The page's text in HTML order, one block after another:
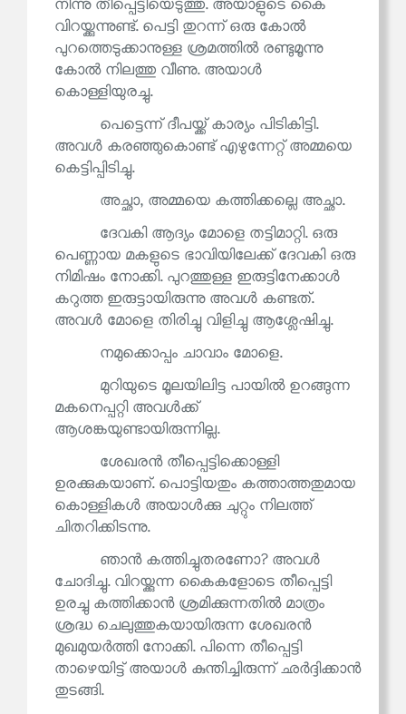
നിന്നു തീപ്പെട്ടിയെടുത്തു. അയാളുടെ കൈ
വിറയ്ക്കുന്നുണ്ട്. പെട്ടി തുറന്ന് ഒരു കോൽ
പുറത്തെടുക്കാനുള്ള ശ്രമത്തിൽ രണ്ടുമൂന്നു
കോൽ നിലത്തു വീണു. അയാൾ
കൊള്ളിയുരച്ചു.
പെട്ടെന്ന് ദീപയ്ക്ക് കാര്യം പിടികിട്ടി.
അവൾ കരഞ്ഞുകൊണ്ട് എഴുന്നേറ്റ് അമ്മയെ
കെട്ടിപ്പിടിച്ചു.
അച്ഛാ, അമ്മയെ കത്തിക്കല്ലെ അച്ഛാ.
ദേവകി ആദ്യം മോളെ തട്ടിമാറ്റി. ഒരു
പെണ്ണായ മകളുടെ ഭാവിയിലേക്ക് ദേവകി ഒരു
നിമിഷം നോക്കി. പുറത്തുള്ള ഇരുട്ടിനേക്കാൾ
കറുത്ത ഇരുട്ടായിരുന്നു അവൾ കണ്ടത്.
അവൾ മോളെ തിരിച്ചു വിളിച്ചു ആശ്ലേഷിച്ചു.
നമുക്കൊപ്പം ചാവാം മോളെ.
മുറിയുടെ മൂലയിലിട്ട പായിൽ ഉറങ്ങുന്ന
മകനെപ്പറ്റി അവൾക്ക്
ആശങ്കയുണ്ടായിരുന്നില്ല.
ശേഖരൻ തീപ്പെട്ടിക്കൊള്ളി
ഉരക്കുകയാണ്. പൊട്ടിയതും കത്താത്തതുമായ
കൊള്ളികൾ അയാൾക്കു ചുറ്റും നിലത്ത്
ചിതറിക്കിടന്നു.
ഞാൻ കത്തിച്ചുതരണോ? അവൾ
ചോദിച്ചു. വിറയ്ക്കുന്ന കൈകളോടെ തീപ്പെട്ടി
ഉരച്ചു കത്തിക്കാൻ ശ്രമിക്കുന്നതിൽ മാത്രം
ശ്രദ്ധ ചെലുത്തുകയായിരുന്ന ശേഖരൻ
മുഖമുയർത്തി നോക്കി. പിന്നെ തീപ്പെട്ടി
താഴെയിട്ട് അയാൾ കുന്തിച്ചിരുന്ന് ഛർദ്ദിക്കാൻ
തുടങ്ങി.